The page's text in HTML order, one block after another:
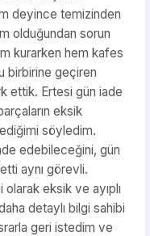
deyince temizinden
olduğundan sorun
kurarken hem kafes
birbirine geçiren
ettik. Ertesi gün iade
eksik
söyledim.
edebileceğini, gün
aynı görevli.
eksik ve ayıplı
detaylı bilgi sahibi
geri istedim ve